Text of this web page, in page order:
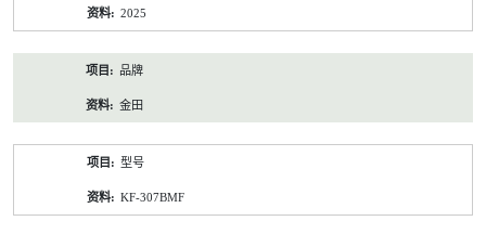
2025
品牌
金田
型号
KF-307BMF